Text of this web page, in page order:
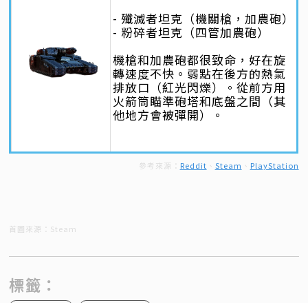
- 殲滅者坦克（機關槍，加農砲）
- 粉碎者坦克（四管加農砲）
機槍和加農砲都很致命，好在旋
轉速度不快。弱點在後方的熱氣
排放口（紅光閃爍）。從前方用
火箭筒瞄準砲塔和底盤之間（其
他地方會被彈開）。
參考來源： Reddit 、 Steam 、 PlayStation
首圖來源：Steam
標籤：